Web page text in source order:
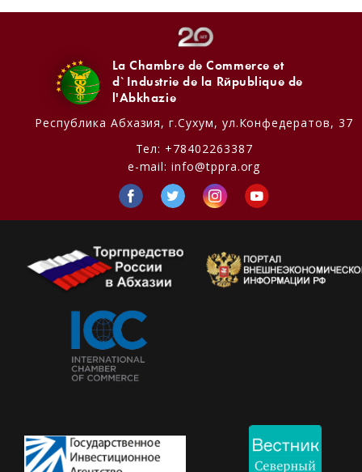
La Chambre de Commerce et
d`Industrie de la République de
l'Abkhazie
Республика Абхазия, г.Сухум, ул.Конфедератов, 37
Тел: +78402263387
e-mail:info@tppra.org